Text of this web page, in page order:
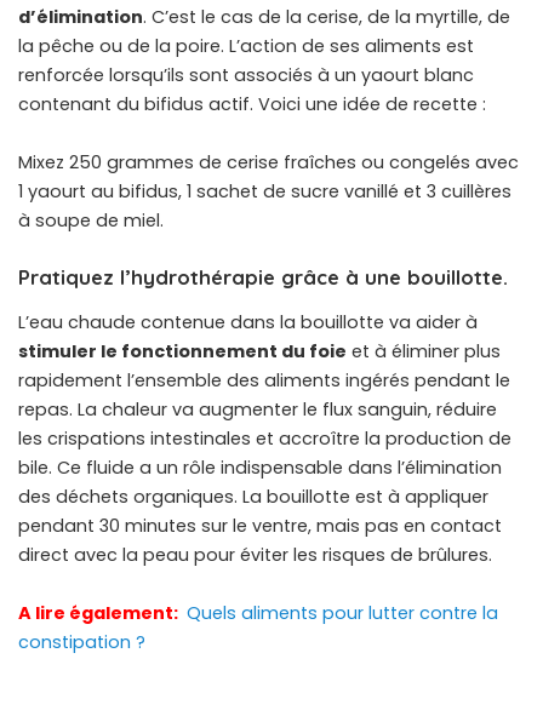
d’élimination. C’est le cas de la cerise, de la myrtille, de
la pêche ou de la poire. L’action de ses aliments est
renforcée lorsqu’ils sont associés à un yaourt blanc
contenant du bifidus actif. Voici une idée de recette :
Mixez 250 grammes de cerise fraîches ou congelés avec
1 yaourt au bifidus, 1 sachet de sucre vanillé et 3 cuillères
à soupe de miel.
Pratiquez l’hydrothérapie grâce à une bouillotte.
L’eau chaude contenue dans la bouillotte va aider à
stimuler le fonctionnement du foie et à éliminer plus
rapidement l’ensemble des aliments ingérés pendant le
repas. La chaleur va augmenter le flux sanguin, réduire
les crispations intestinales et accroître la production de
bile. Ce fluide a un rôle indispensable dans l’élimination
des déchets organiques. La bouillotte est à appliquer
pendant 30 minutes sur le ventre, mais pas en contact
direct avec la peau pour éviter les risques de brûlures.
A lire également: Quels aliments pour lutter contre la
constipation ?